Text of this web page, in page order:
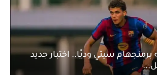
برمنجهام سيتي وديًا.. اختبار جديد